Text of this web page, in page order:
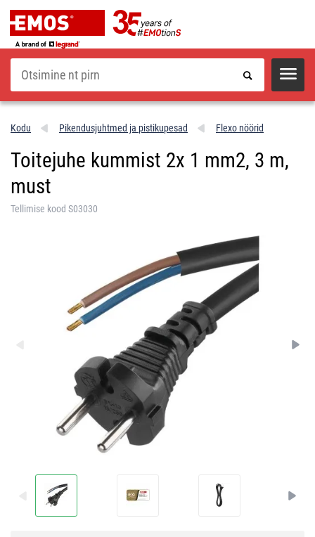
Otsi
Kodu Pikendusjuhtmed ja pistikupesad Flexo nöörid
Toitejuhe kummist 2x 1 mm2, 3 m,
must
Tellimise kood S03030